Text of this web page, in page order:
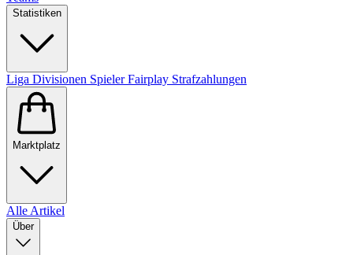
Statistiken
Liga Divisionen SpielerFairplay Strafzahlungen
Marktplatz
Alle Artikel
Über